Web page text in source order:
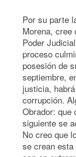
Por su parte
Morena, cree
Poder
proceso
posesión de
septiembre,
justicia,
corrupción.
Obrador: que
siguiente se
No creo que
se crean